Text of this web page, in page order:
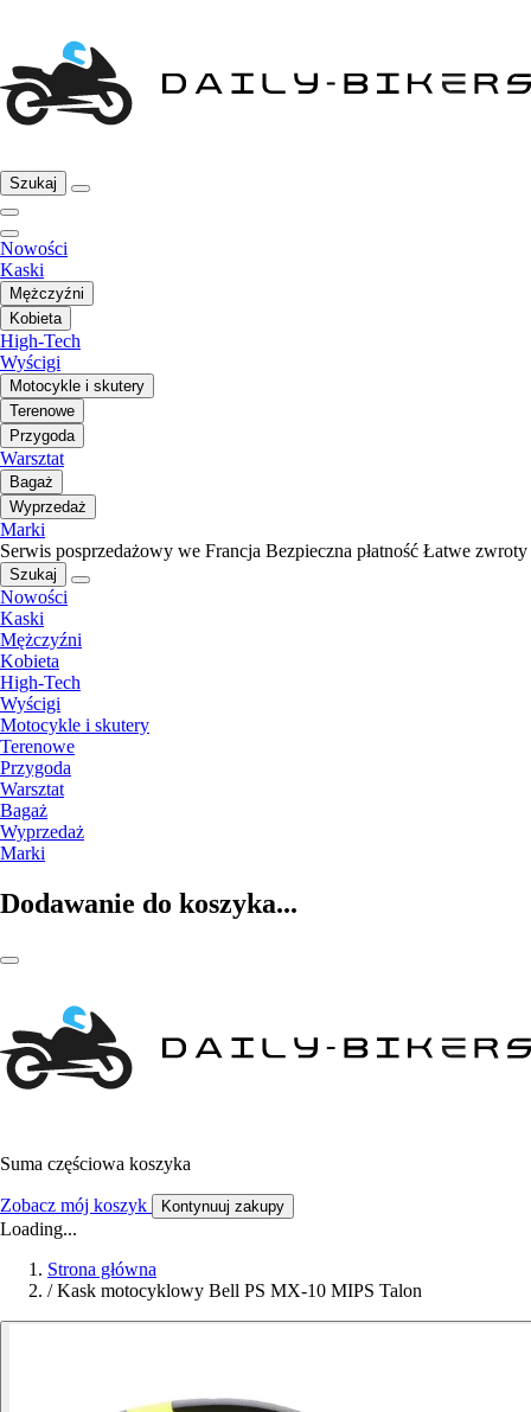
Szukaj
Nowości
Kaski
Mężczyźni
Kobieta
High-Tech
Wyścigi
Motocykle i skutery
Terenowe
Przygoda
Warsztat
Bagaż
Wyprzedaż
Marki
Serwis posprzedażowy we Francja Bezpieczna płatność Łatwe zwroty
Szukaj
Nowości
Kaski
Mężczyźni
Kobieta
High-Tech
Wyścigi
Motocykle i skutery
Terenowe
Przygoda
Warsztat
Bagaż
Wyprzedaż
Marki
Dodawanie do koszyka...
Suma częściowa koszyka
Zobacz mój koszyk Kontynuuj zakupy
Loading...
Strona główna
/ Kask motocyklowy Bell PS MX-10 MIPS Talon